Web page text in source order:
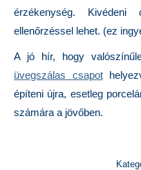
érzékenység.
ellenőrzéssel lehet. (ez
A jó hír, hogy
üvegszálas csapot
építeni újra, esetleg
számára a jövőben.